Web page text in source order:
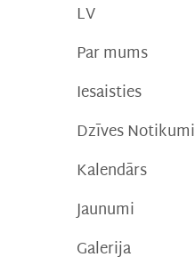
LV
Par mums
Iesaisties
Dzīves Notikumi
Kalendārs
Jaunumi
Galerija